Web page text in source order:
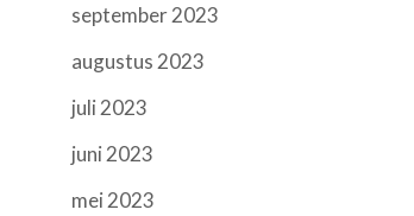
september 2023
augustus 2023
juli 2023
juni 2023
mei 2023